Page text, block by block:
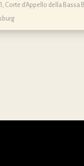
, Corte d'Appello della Bassa